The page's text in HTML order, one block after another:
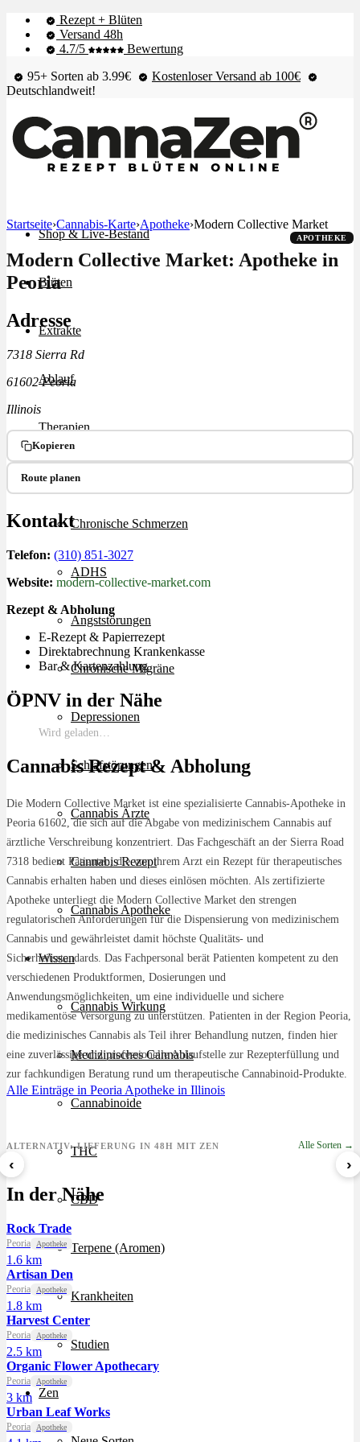
Rezept + Blüten
Versand 48h
4.7/5
Bewertung
95+ Sorten ab 3.99€
Kostenloser Versand ab 100€
Deutschlandweit!
Shop & Live-Bestand
Blüten
Extrakte
Ablauf
Therapien
Alle Krankheiten
Chronische Schmerzen
ADHS
Angststörungen
Chronische Migräne
Depressionen
Schlafstörungen
Cannabis Ärzte
Cannabis Rezept
Cannabis Apotheke
Wissen
Cannabis Wirkung
Medizinisches Cannabis
Cannabinoide
THC
CBD
Terpene (Aromen)
Krankheiten
Studien
Zen
Startseite›Cannabis-Karte›Apotheke›Modern Collective Market
APOTHEKE
Modern Collective Market: Apotheke in
Peoria
Adresse
7318 Sierra Rd
61602 Peoria
Illinois
Kopieren
Route planen
Kontakt
Telefon: (310) 851-3027
Website: modern-collective-market.com
Rezept & Abholung
E-Rezept & Papierrezept
Direktabrechnung Krankenkasse
Bar & Kartenzahlung
ÖPNV in der Nähe
Wird geladen…
Cannabis Rezept & Abholung
Die Modern Collective Market ist eine spezialisierte Cannabis-Apotheke in
Peoria 61602, die sich auf die Abgabe von medizinischem Cannabis auf
ärztliche Verschreibung konzentriert. Das Fachgeschäft an der Sierra Road
7318 bedient Patienten, die von ihrem Arzt ein Rezept für therapeutisches
Cannabis erhalten haben und dieses einlösen möchten. Als zertifizierte
Apotheke unterliegt die Modern Collective Market den strengen
regulatorischen Anforderungen für die Dispensierung von medizinischem
Cannabis und gewährleistet damit höchste Qualitäts- und
Sicherheitsstandards. Das Fachpersonal berät Patienten kompetent zu den
verschiedenen Produktformen, Dosierungen und
Anwendungsmöglichkeiten, um eine individuelle und sichere
medikamentöse Versorgung zu unterstützen. Patienten in der Region Peoria,
die medizinisches Cannabis als Teil ihrer Behandlung nutzen, finden hier
eine zuverlässige und professionelle Anlaufstelle zur Rezepterfüllung und
zur fachkundigen Beratung rund um therapeutische Cannabinoid-Produkte.
Alle Einträge in Peoria Apotheke in Illinois
ALTERNATIV: LIEFERUNG IN 48H MIT ZEN Alle Sorten →
‹
Sour Mintz Haze
ab 5,99 €/g
›
In der Nähe
Rock Trade
Peoria Apotheke
1.6 km
Artisan Den
Peoria Apotheke
1.8 km
Harvest Center
Peoria Apotheke
2.5 km
Organic Flower Apothecary
Peoria Apotheke
3 km
Urban Leaf Works
Peoria Apotheke